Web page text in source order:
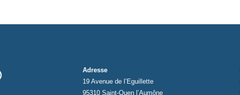
Adresse
19 Avenue de l’Eguillette
95310 Saint-Ouen l’Aumône